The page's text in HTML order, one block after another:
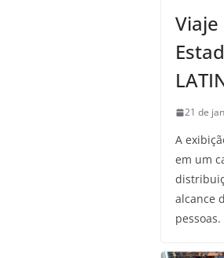
21 de
A
em um
alcance
pessoas.